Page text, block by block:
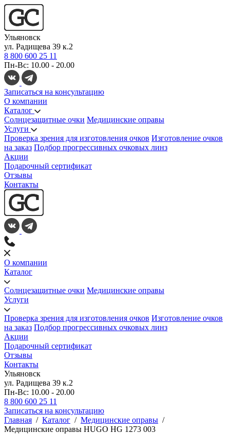
Ульяновск
ул. Радищева 39 к.2
8 800 600 25 11
Пн-Вс: 10.00 - 20.00
Записаться на консультацию
О компании
Каталог
Солнцезащитные очки Медицинские оправы
Услуги
Проверка зрения для изготовления очков Изготовление очков
на заказ Подбор прогрессивных очковых линз
Акции
Подарочный сертификат
Отзывы
Контакты
О компании
Каталог
Солнцезащитные очки Медицинские оправы
Услуги
Проверка зрения для изготовления очков Изготовление очков
на заказ Подбор прогрессивных очковых линз
Акции
Подарочный сертификат
Отзывы
Контакты
Ульяновск
ул. Радищева 39 к.2
Пн-Вс: 10.00 - 20.00
8 800 600 25 11
Записаться на консультацию
Главная / Каталог / Медицинские оправы /
Медицинские оправы HUGO HG 1273 003